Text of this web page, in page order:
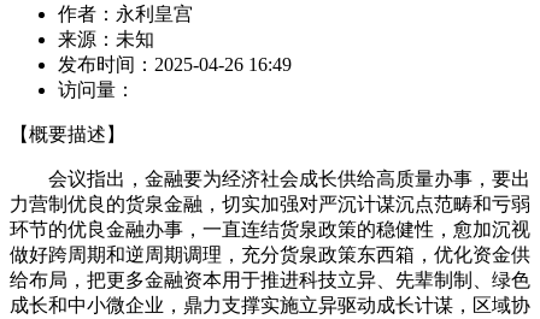
作者： 永利皇宫
来源： 未知
发布时间： 2025-04-26 16:49
访问量：
【概要描述】
会议指出，金融要为经济社会成长供给高质量办事，要出
力营制优良的货泉金融，切实加强对严沉计谋沉点范畴和亏弱
环节的优良金融办事，一直连结货泉政策的稳健性，愈加沉视
做好跨周期和逆周期调理，充分货泉政策东西箱，优化资金供
给布局，把更多金融资本用于推进科技立异、先辈制制、绿色
成长和中小微企业，鼎力支撑实施立异驱动成长计谋，区域协